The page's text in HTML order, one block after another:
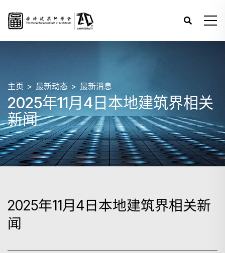
主页 最新动态 最新消息
2025年11月4日本地建筑界相关
新闻
2025年11月4日本地建筑界相关新
闻